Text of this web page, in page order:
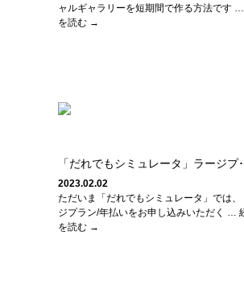
ャルギャラリーを短期間で作る方法です
を読む →
「だれでもシミュレータ」ラージプ･
2023.02.02
ただいま「だれでもシミュレータ」では、
ジプラン/年払いをお申し込みいただく …
を読む →